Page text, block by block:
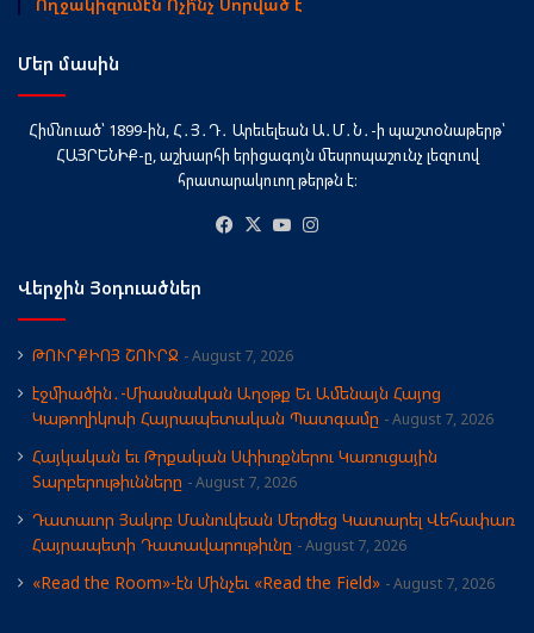
Մեր մասին
Հիմնուած՝ 1899-ին, Հ․Յ․Դ․ Արեւելեան Ա․Մ․Ն․-ի պաշտօնաթերթ՝
ՀԱՅՐԵՆԻՔ-ը, աշխարհի երիցագոյն մեսրոպաշունչ լեզուով
հրատարակուող թերթն է։
Facebook
X YouTube
Վերջին Յօդուածներ
ԹՈՒՐՔԻՈՅ ՇՈՒՐՋ August 7, 2026
էջմիածին․-Միասնական Աղօթք Եւ Ամենայն Հայոց
Կաթողիկոսի Հայրապետական Պատգամը
August 7, 2026
Հայկական եւ Թրքական Սփիւռքներու Կառուցային
Տարբերութիւնները
August 7, 2026
Դատաւոր Յակոբ Մանուկեան Մերժեց Կատարել Վեհափառ
Հայրապետի Դատավարութիւնը
August 7, 2026
«Read the Room»-էն Մինչեւ «Read the Field» August 7, 2026